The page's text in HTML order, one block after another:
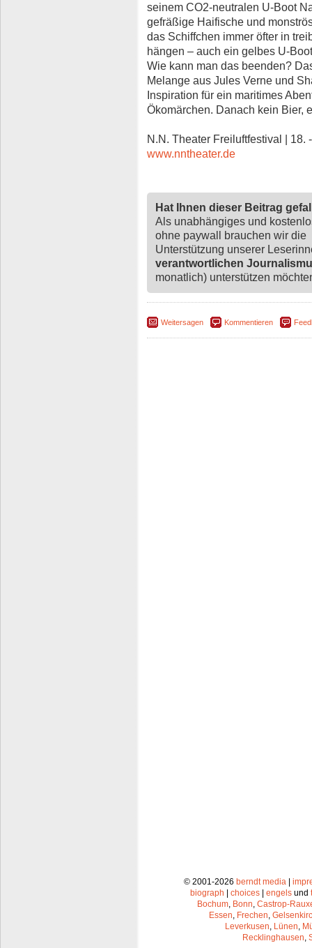
seinem CO2-neutralen U-Boot
gefräßige Haifische und
das Schiffchen immer öfter in
hängen – auch ein gelbes U-
Wie kann man das beenden?
Melange aus Jules Verne und
Inspiration für ein maritimes
Ökomärchen. Danach kein Bier,
N.N. Theater Freiluftfestival | 18.
www.nntheater.de
Hat Ihnen dieser Beitrag
Als unabhängiges und
ohne paywall brauchen wir die
Unterstützung unserer
verantwortlichen
monatlich) unterstützen
Weitersagen Kommentieren
© 2001-2026 berndt media|
biograph
choices engels und
Bochum, Bonn, Castrop-
Essen, Frechen,
Leverkusen, Lünen,
Recklinghausen,